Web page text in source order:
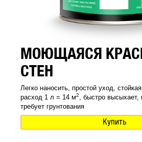
МОЮЩАЯСЯ
СТЕН
Легко наносить, простой уход,
расход 1 л = 14 м2
, быстро
требует грунтования
Купить